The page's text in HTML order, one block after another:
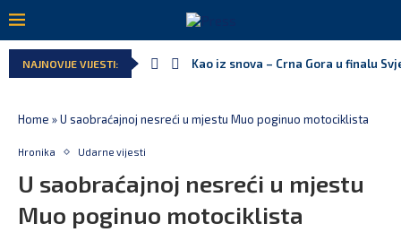
NAJNOVIJE VIJESTI: Kao iz snova – Crna Gora u finalu
Home »U saobraćajnoj nesreći u mjestu Muo poginuo motociklista
Hronika Udarne vijesti
U saobraćajnoj nesreći u mjestu
Muo poginuo motociklista